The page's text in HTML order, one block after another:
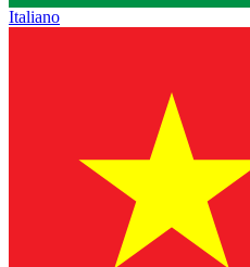
Italiano